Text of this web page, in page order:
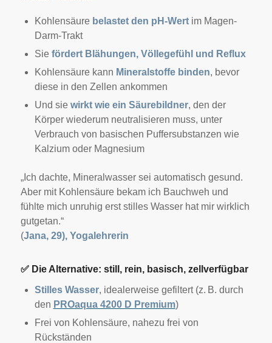
Kohlensäure belastet den pH-Wertim Magen-
Darm-Trakt
Sie fördert Blähungen, Völlegefühl und Reflux
Kohlensäure kann Mineralstoffe binden, bevor
diese in den Zellen ankommen
Und sie wirkt wie ein Säurebildner, den der
Körper wiederum neutralisieren muss, unter
Verbrauch von basischen Puffersubstanzen wie
Kalzium oder Magnesium
„Ich dachte, Mineralwasser sei automatisch gesund.
Aber mit Kohlensäure bekam ich Bauchweh und
fühlte mich unruhig erst stilles Wasser hat mir wirklich
gutgetan.“
(Jana, 29), Yogalehrerin
✅Die Alternative: still, rein, basisch, zellverfügbar
Stilles Wasser, idealerweise gefiltert (z. B. durch
den PROaqua 4200 D Premium)
Frei von Kohlensäure, nahezu frei von
Rückständen